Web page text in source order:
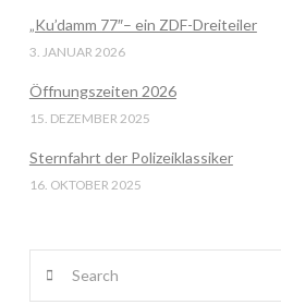
„Ku’damm 77″– ein ZDF-Dreiteiler
3. JANUAR 2026
Öffnungszeiten 2026
15. DEZEMBER 2025
Sternfahrt der Polizeiklassiker
16. OKTOBER 2025